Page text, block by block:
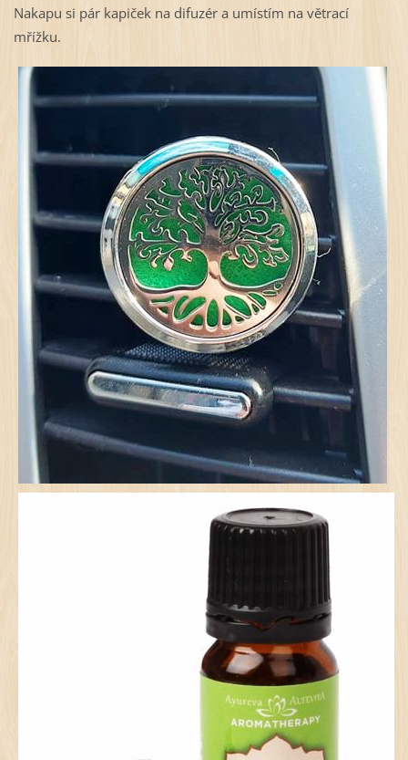
Nakapu si pár kapiček na difuzér a umístím na větrací
mřížku.